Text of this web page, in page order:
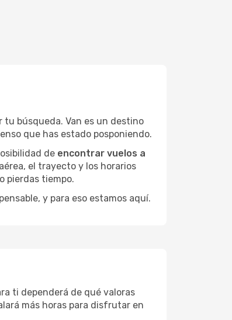
tu búsqueda. Van es un destino
que has estado posponiendo.
de encontrar vuelos a
el trayecto y los horarios
pierdas tiempo.
y para eso estamos aquí.
ti dependerá de qué valoras
más horas para disfrutar en